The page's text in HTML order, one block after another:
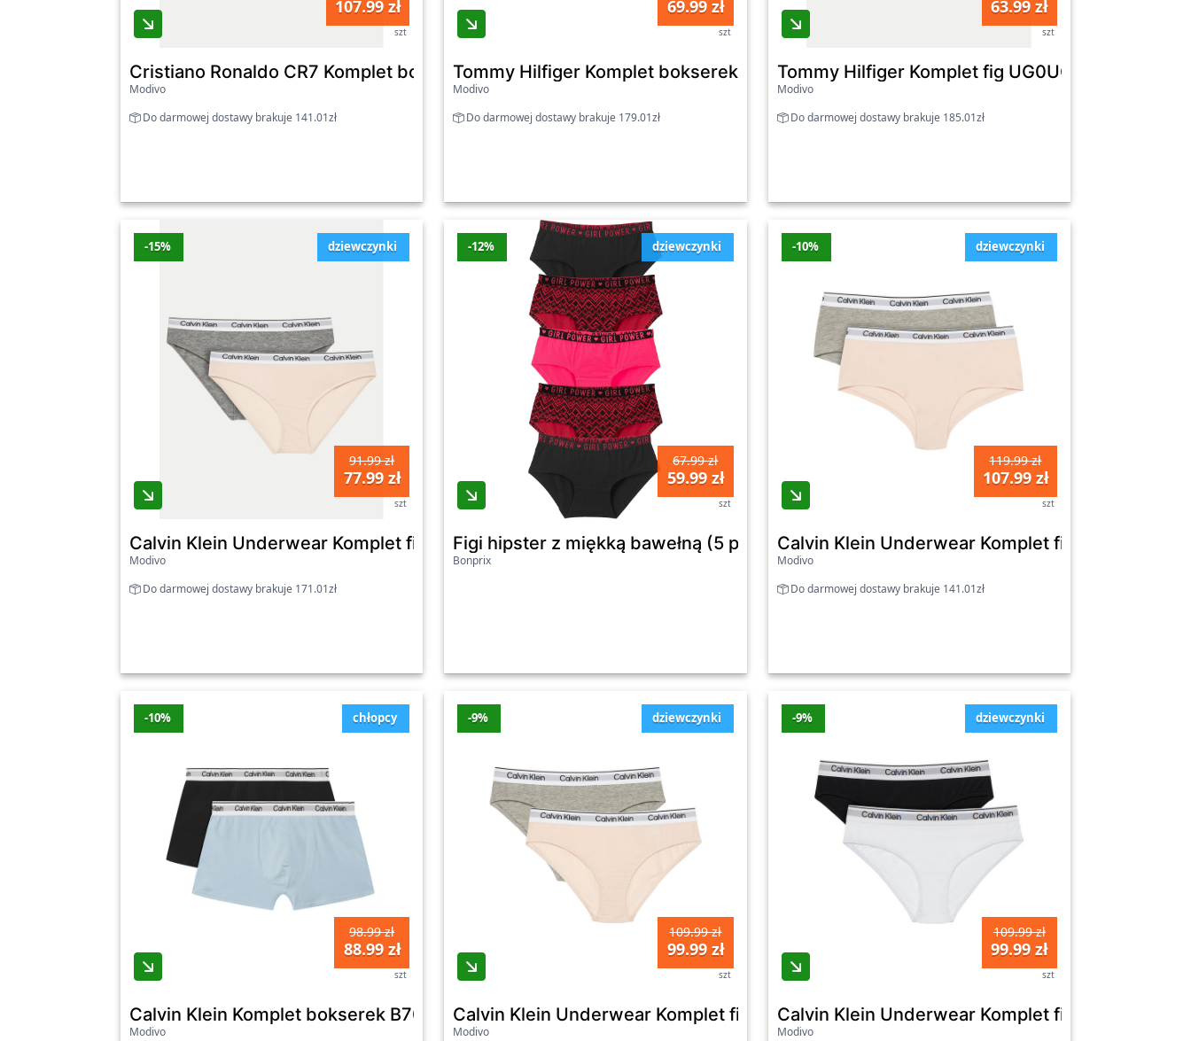
szybkiej dostawy oraz profesjonalnej obsługi klienta. Odpowiednia bielizna to podstawa udanego dnia, dlatego zadbaj o swój komfort i wybierz
najlepsze dla siebie rozwiązania z naszej kategorii Majtki.
107.99 zł
szt
Cristiano Ronaldo CR7 Komplet bokserek 8405-51 Czarny
Modivo
Do darmowej dostawy brakuje 141.01zł
69.99 zł
szt
Tommy Hilfiger Komplet bokserek UB0UB00550 Niebieski
Modivo
Do darmowej dostawy brakuje 179.01zł
63.99 zł
szt
Tommy Hilfiger Komplet fig UG0UG00750
Modivo
Do darmowej dostawy brakuje 185.01zł
dziewczynki
-15%
91.99 zł
77.99 zł
szt
Calvin Klein Underwear Komplet fig G80G800726 Kolorowy
Modivo
Do darmowej dostawy brakuje 171.01zł
dziewczynki
-12%
67.99 zł
59.99 zł
szt
Figi hipster z miękką bawełną (5 par) - Bonprix
Bonprix
dziewczynki
-10%
119.99 zł
107.99 zł
szt
Calvin Klein Underwear Komplet fig
Modivo
Do darmowej dostawy brakuje 141.01zł
chłopcy
-10%
98.99 zł
88.99 zł
szt
Calvin Klein Komplet bokserek B70B700506 Kolorowy
Modivo
dziewczynki
-9%
109.99 zł
99.99 zł
szt
Calvin Klein Underwear Komplet fig G80G800726 Kolorowy
Modivo
dziewczynki
-9%
109.99 zł
99.99 zł
szt
Calvin Klein Underwear Komplet fig
Modivo